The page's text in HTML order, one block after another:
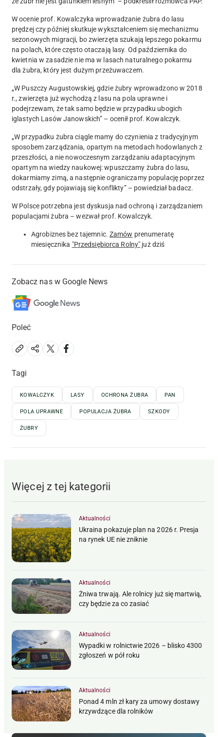
W ocenie prof. Kowalczyka wprowadzanie żubra do lasu
prędzej czy później skutkuje wykształceniem się mechanizmu
sezonowych migracji, bo zwierzęta szukają lepszego pokarmu
na polach, które często otaczają lasy. Od października do
kwietnia w zasadzie nie ma w lasach naturalnego pokarmu
dla żubra, który jest dużym przeżuwaczem.
„W Puszczy Augustowskiej, gdzie żubry wprowadzono w 2018
r., zwierzęta już wychodzą z lasu na pola uprawne i
podejrzewam, że tak samo będzie w przypadku ubogich
iglastych Lasów Janowskich” – ocenił prof. Kowalczyk.
„W przypadku żubra ciągle mamy do czynienia z tradycyjnym
sposobem zarządzania, opartym na metodach hodowlanych z
przeszłości, a nie nowoczesnym zarządzaniu adaptacyjnym
opartym na wiedzy naukowej: wpuszczamy żubra do lasu,
dokarmiamy zimą, a następnie ograniczamy populację poprzez
odstrzały, gdy pojawiają się konflikty” – powiedział badacz.
W Polsce potrzebna jest dyskusja nad ochroną i zarządzaniem
populacjami żubra – wezwał prof. Kowalczyk.
Agrobiznes bez tajemnic. Zamów prenumeratę
miesięcznika "Przedsiębiorca Rolny" już dziś
Zobacz nas w Google News
Poleć
Tagi
KOWALCZYK LASY OCHRONA ŻUBRA PAN
POLA UPRAWNE POPULACJA ŻUBRA SZKODY
ŻUBRY
Więcej z tej kategorii
Aktualności
Ukraina pokazuje plan na 2026 r. Presja
na rynek UE nie zniknie
Aktualności
Żniwa trwają. Ale rolnicy już się martwią,
czy będzie za co zasiać
Aktualności
Wypadki w rolnictwie 2026 – blisko 4300
zgłoszeń w pół roku
Aktualności
Ponad 4 mln zł kary za umowy dostawy
krzywdzące dla rolników